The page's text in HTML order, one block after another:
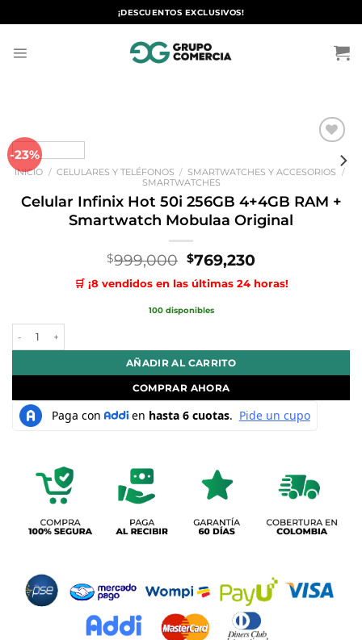
al
¡DESCUENTOS EXCLUSIVOS!
-23%
Añadir
lista de
INICIO / CELULARES Y TELÉFONOS / SMARTWATCHES Y ACCESORIOS /
SMARTWATCHES
Celular Infinix Hot 50i 256GB 4+4GB RAM +
Smartwatch Mobulaa Original
$999,000 El
precio
original
era:
$769,230El
precio
actual
🛒 ¡8 vendidos en las últimas 24 horas!
100 disponibles
AÑADIR AL CARRITO
COMPRAR AHORA